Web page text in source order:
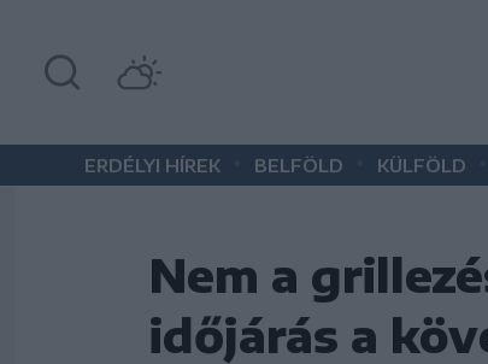
ERDÉLYI HÍREK BELFÖLD KÜLFÖLD
Nem a
időjárás a